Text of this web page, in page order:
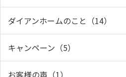
ダイアンホームのこと（14）
キャンペーン（5）
お客様の声（1）